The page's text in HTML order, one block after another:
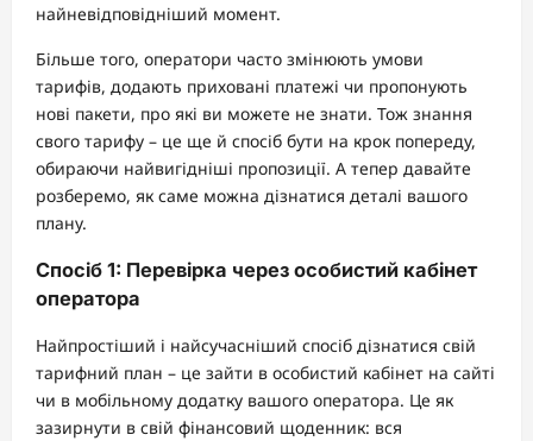
найневідповідніший момент.
Більше того, оператори часто змінюють умови
тарифів, додають приховані платежі чи пропонують
нові пакети, про які ви можете не знати. Тож знання
свого тарифу – це ще й спосіб бути на крок попереду,
обираючи найвигідніші пропозиції. А тепер давайте
розберемо, як саме можна дізнатися деталі вашого
плану.
Спосіб 1: Перевірка через особистий кабінет
оператора
Найпростіший і найсучасніший спосіб дізнатися свій
тарифний план – це зайти в особистий кабінет на сайті
чи в мобільному додатку вашого оператора. Це як
зазирнути в свій фінансовий щоденник: вся